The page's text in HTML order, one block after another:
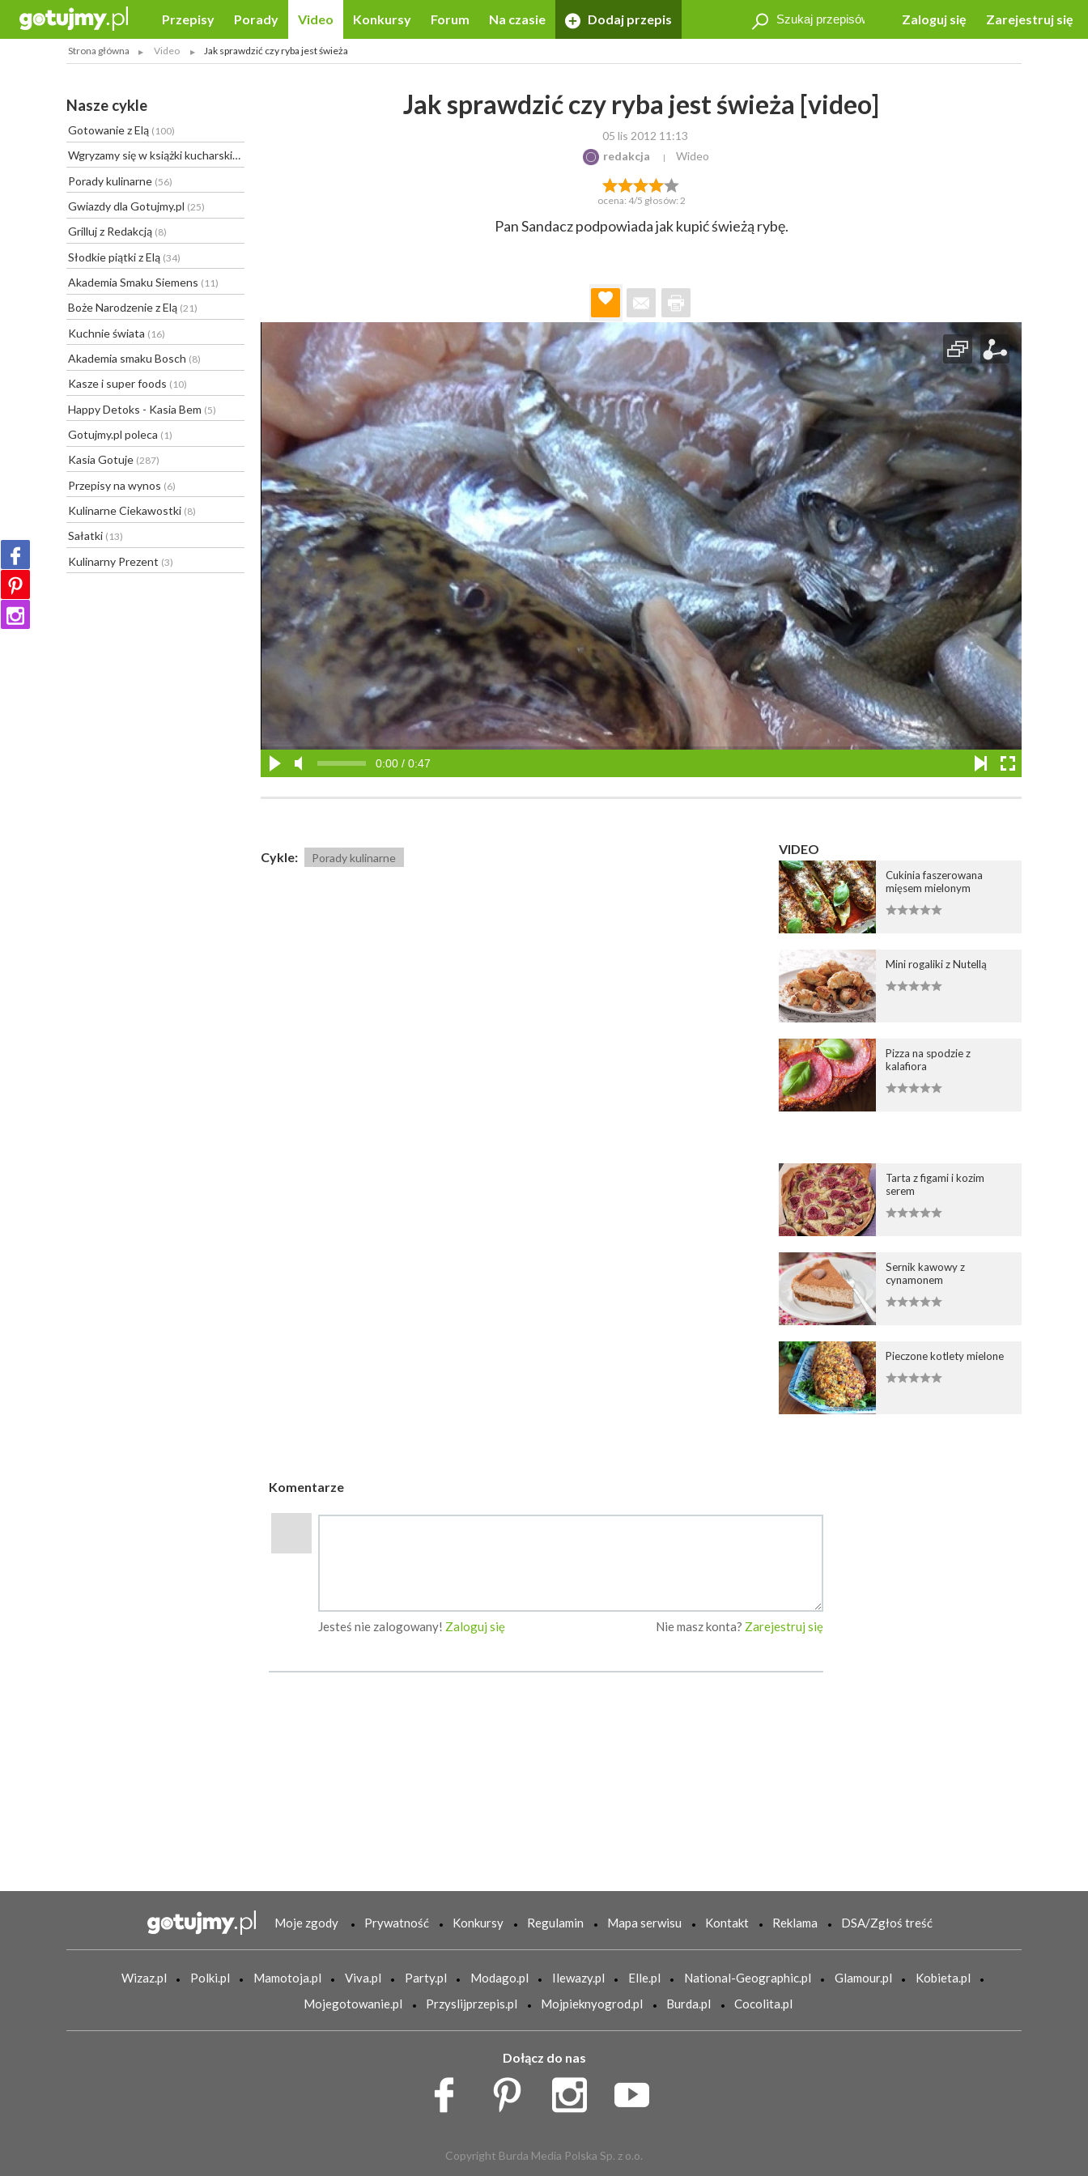
Zaloguj się Zarejestruj się
Przepisy Porady Video Konkursy Forum Na czasie Dodaj przepis
Strona główna Video Jak sprawdzić czy ryba jest świeża
Nasze cykle
Gotowanie z Elą (100)
Wgryzamy się w książki kucharskie
Porady kulinarne (56)
Gwiazdy dla Gotujmy.pl (25)
Grilluj z Redakcją (8)
Słodkie piątki z Elą (34)
Akademia Smaku Siemens (11)
Boże Narodzenie z Elą (21)
Kuchnie świata (16)
Akademia smaku Bosch (8)
Kasze i super foods (10)
Happy Detoks - Kasia Bem (5)
Gotujmy.pl poleca (1)
Kasia Gotuje (287)
Przepisy na wynos (6)
Kulinarne Ciekawostki (8)
Sałatki (13)
Kulinarny Prezent (3)
Jak sprawdzić czy ryba jest świeża [video]
05 lis 2012 11:13
redakcja
Wideo
ocena: 4/5 głosów: 2
Pan Sandacz podpowiada jak kupić świeżą rybę.
0:00 / 0:47
Cykle: Porady kulinarne
VIDEO
Cukinia faszerowana
mięsem mielonym
Mini rogaliki z Nutellą
Pizza na spodzie z
kalafiora
Tarta z figami i kozim
serem
Sernik kawowy z
cynamonem
Pieczone kotlety mielone
Komentarze
Jesteś nie zalogowany! Zaloguj się Nie masz konta? Zarejestruj się
Moje zgody Prywatność Konkursy Regulamin Mapa serwisu Kontakt Reklama DSA/Zgłoś treść
Wizaz.pl Polki.pl Mamotoja.pl Viva.pl Party.pl Modago.pl Ilewazy.pl Elle.pl National-Geographic.pl Glamour.pl
Kobieta.pl
Mojegotowanie.pl
Przyslijprzepis.pl Mojpieknyogrod.pl Burda.pl Cocolita.pl
Dołącz do nas
Copyright Burda Media Polska Sp. z o.o.